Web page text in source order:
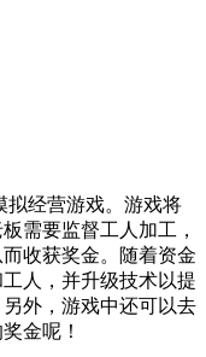
拟经营游戏。游戏将
需要监督工人加工，
收获奖金。随着资金
人，并升级技术以提
外，游戏中还可以去
金呢！